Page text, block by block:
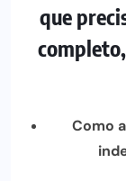
que
Como